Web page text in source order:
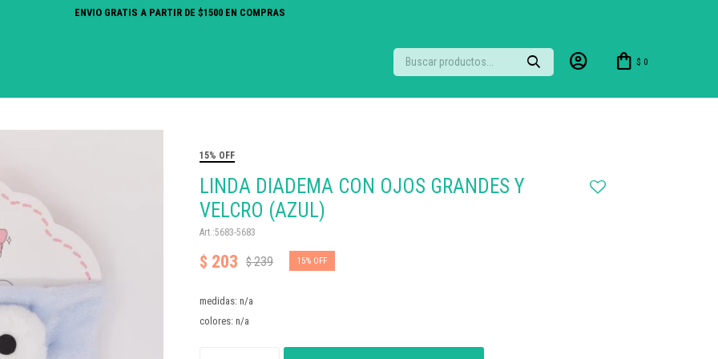
ENVIO GRATIS A PARTIR DE $1500 EN COMPRAS
$ 0
15% OFF
LINDA DIADEMA CON OJOS GRANDES Y
VELCRO (AZUL)
5683-5683
$ 203 $239 15
medidas: n/a
colores: n/a